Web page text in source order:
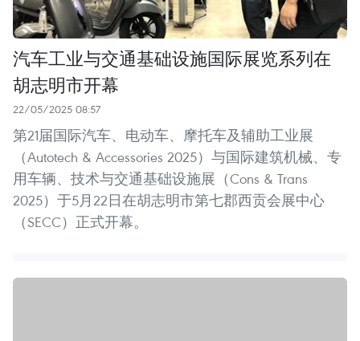
汽车工业与交通基础设施国际展览系列在
胡志明市开幕
22/05/2025 08:57
第21届国际汽车、电动车、摩托车及辅助工业展
（Autotech & Accessories 2025）与国际建筑机械、专
用车辆、技术与交通基础设施展（Cons & Trans
2025）于5月22日在胡志明市第七郡西贡会展中心
（SECC）正式开幕。